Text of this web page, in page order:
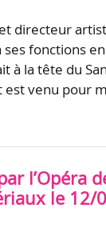
directeur
fonctions
à la tête du
venu pour
l’Opéra
le 12/